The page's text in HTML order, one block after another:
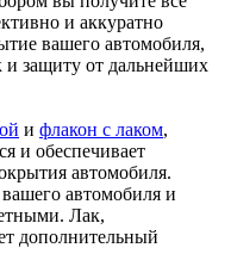
и аккуратно
вашего автомобиля,
и защиту от дальнейших
и флакон с лаком,
и обеспечивает
автомобиля.
вашего автомобиля и
Лак,
дополнительный